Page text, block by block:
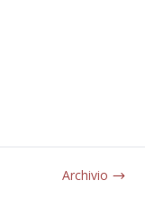
Archivio